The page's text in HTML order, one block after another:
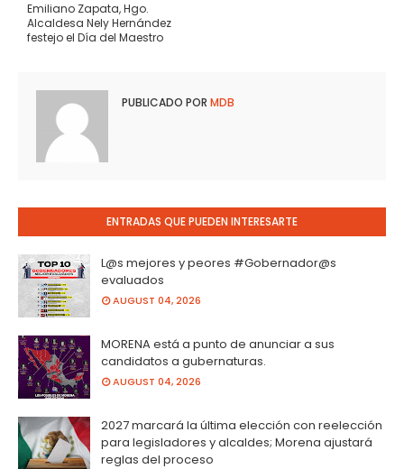
Emiliano Zapata, Hgo.
Alcaldesa Nely Hernández
festejo el Día del Maestro
PUBLICADO POR MDB
ENTRADAS QUE PUEDEN INTERESARTE
L@s mejores y peores #Gobernador@s
evaluados
AUGUST 04, 2026
MORENA está a punto de anunciar a sus
candidatos a gubernaturas.
AUGUST 04, 2026
2027 marcará la última elección con reelección
para legisladores y alcaldes; Morena ajustará
reglas del proceso